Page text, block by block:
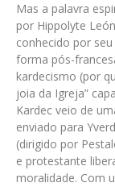
Mas a palavra
por Hippolyte
conhecido por
forma pós-
kardecismo (por
joia da Igreja”
Kardec veio de
enviado para
(dirigido por
e protestante
moralidade. Com